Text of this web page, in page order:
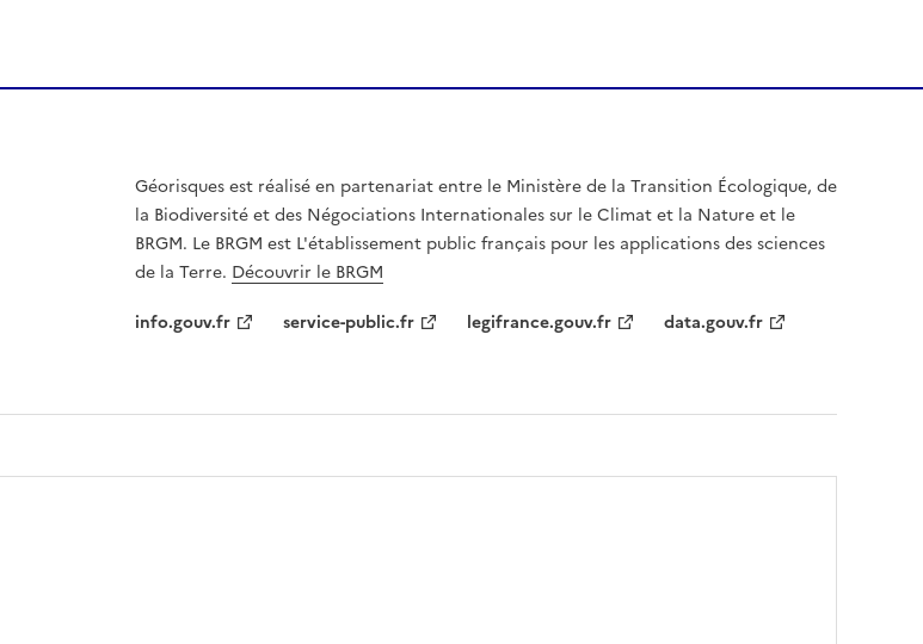
Géorisques est réalisé en partenariat entre le Ministère de la Transition Écologique, de
la Biodiversité et des Négociations Internationales sur le Climat et la Nature et le
BRGM. Le BRGM est L'établissement public français pour les applications des sciences
de la Terre. Découvrir le BRGM
info.gouv.fr
service-public.fr legifrance.gouv.fr data.gouv.fr